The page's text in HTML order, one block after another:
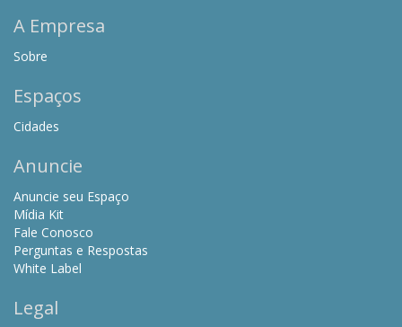
A Empresa
Sobre
Espaços
Cidades
Anuncie
Anuncie seu Espaço
Mídia Kit
Fale Conosco
Perguntas e Respostas
White Label
Legal